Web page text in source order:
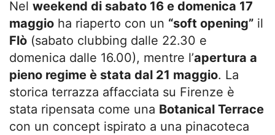
Nel weekend di sabato 16 e domenica 17
maggio ha riaperto con un “soft opening” il
Flò (sabato clubbing dalle 22.30 e
domenica dalle 16.00), mentre l’apertura a
pieno regime è stata dal 21 maggio. La
storica terrazza affacciata su Firenze è
stata ripensata come una Botanical Terrace
con un concept ispirato a una pinacoteca